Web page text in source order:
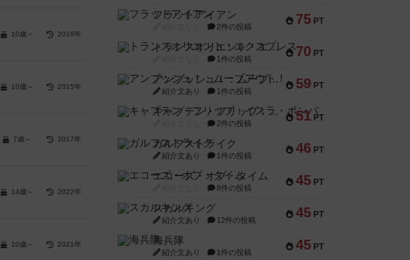
10歳～ 2016年
10歳～ 2015年
7歳～ 2017年
14歳～ 2022年
10歳～ 2021年
75 PT
フラットアイアン
2件の投稿
70 PT
トランスオリエント・エクスプレス
1件の投稿
59 PT
アンブッシュ！：ムーブアウト！
紹介文あり 1件の投稿
51 PT
キャプテン・フリップ：イスラ・ボンバ
2件の投稿
46 PT
ガルフストライク
紹介文あり 1件の投稿
45 PT
エコーズ・オブ・タイム
8件の投稿
45 PT
スカルキング
紹介文あり 12件の投稿
45 PT
海兵隊
紹介文あり 1件の投稿